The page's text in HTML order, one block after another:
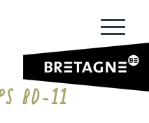
BD-11